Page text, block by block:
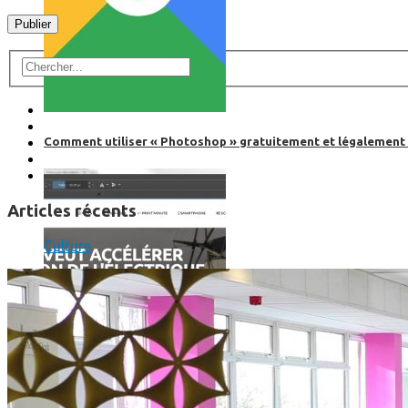
Comment utiliser « Photoshop » gratuitement et légalement
Articles récents
Culture